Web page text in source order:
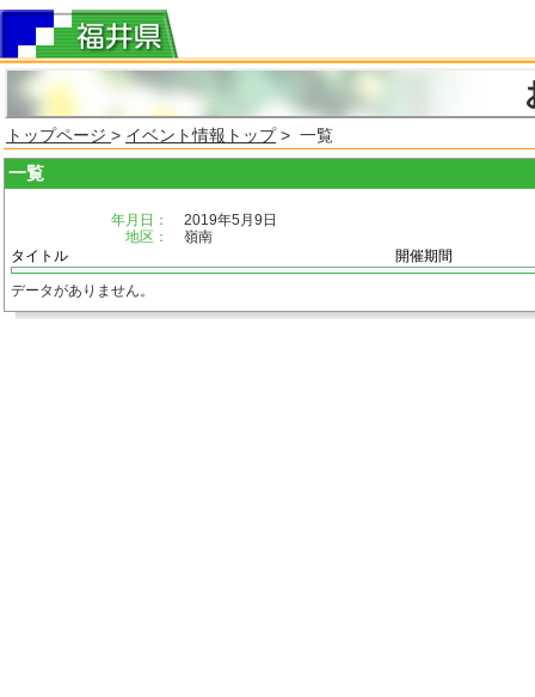
トップページ > イベント情報トップ> 一覧
一覧
年月日：
2019年5月9日
地区：
嶺南
タイトル
開催期間
データがありません。